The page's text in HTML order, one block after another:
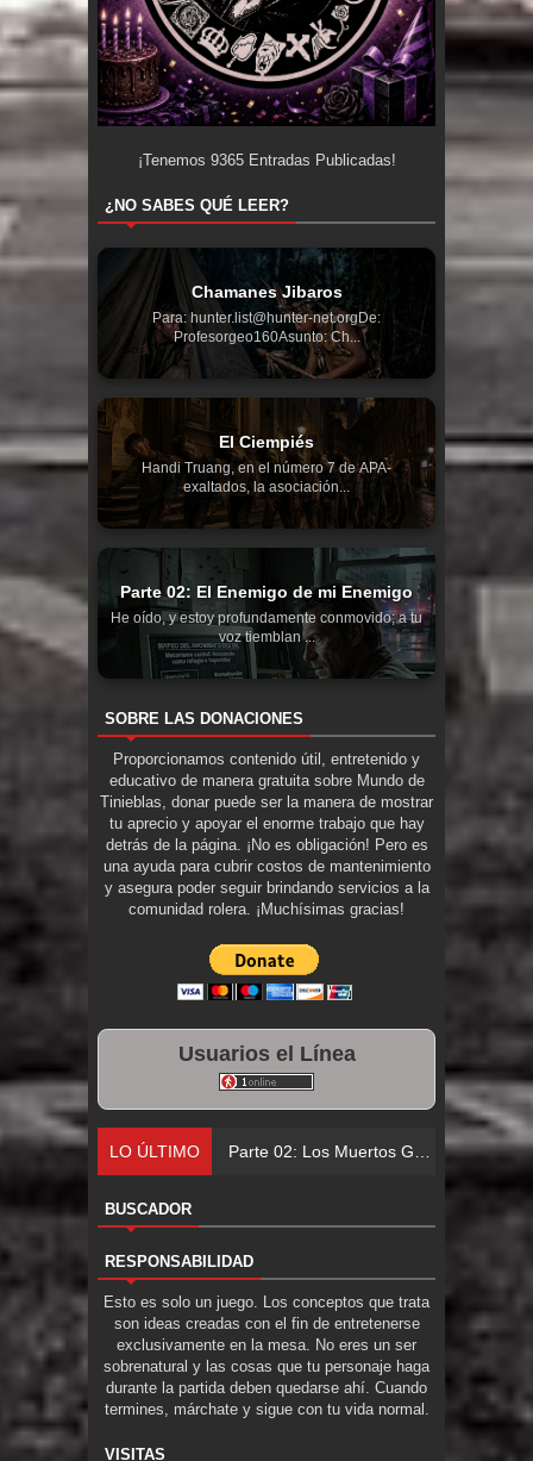
¡Tenemos 9365Entradas Publicadas!
¿NO SABES QUÉ LEER?
Chamanes Jibaros
Para: hunter.list@hunter-net.orgDe:
Profesorgeo160Asunto: Ch...
El Ciempiés
Handi Truang, en el número 7 de APA-
exaltados, la asociación...
Parte 02: El Enemigo de mi Enemigo
He oído, y estoy profundamente conmovido; a tu
voz tiemblan ...
SOBRE LAS DONACIONES
Proporcionamos contenido útil, entretenido y
educativo de manera gratuita sobre Mundo de
Tinieblas, donar puede ser la manera de mostrar
tu aprecio y apoyar el enorme trabajo que hay
detrás de la página. ¡No es obligación! Pero es
una ayuda para cubrir costos de mantenimiento
y asegura poder seguir brindando servicios a la
comunidad rolera. ¡Muchísimas gracias!
Usuarios el Línea
LO ÚLTIMO Parte 02: Los Muertos Gobiernan a los Vivos
BUSCADOR
RESPONSABILIDAD
Esto es solo un juego. Los conceptos que trata
son ideas creadas con el fin de entretenerse
exclusivamente en la mesa. No eres un ser
sobrenatural y las cosas que tu personaje haga
durante la partida deben quedarse ahí. Cuando
termines, márchate y sigue con tu vida normal.
VISITAS